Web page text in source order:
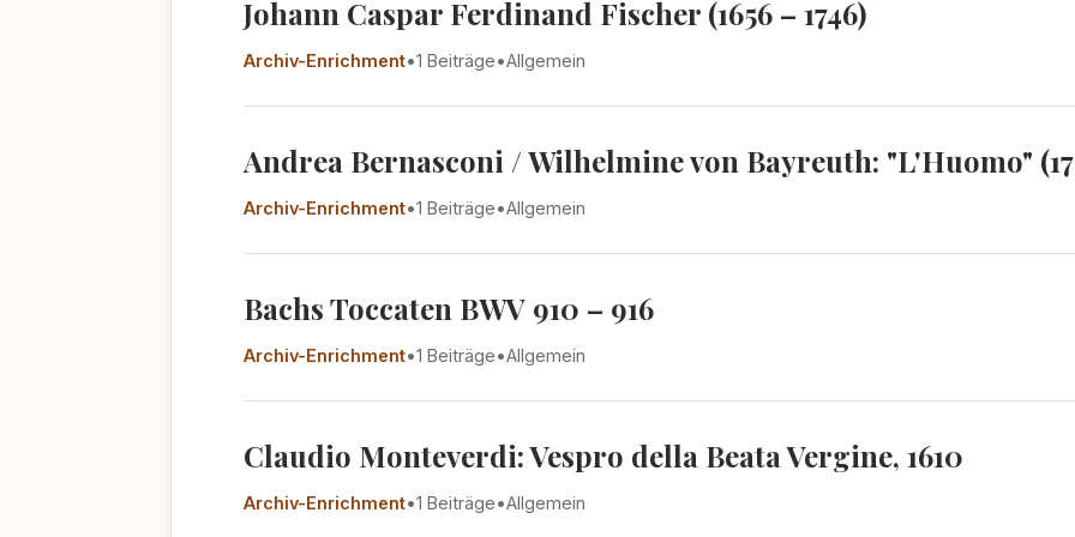
Johann Caspar Ferdinand Fischer (1656 – 1746)
Archiv-Enrichment•1 Beiträge•Allgemein
Andrea Bernasconi / Wilhelmine von Bayreuth: "L'Huomo"
Archiv-Enrichment•1 Beiträge•Allgemein
Bachs Toccaten BWV 910 – 916
Archiv-Enrichment•1 Beiträge•Allgemein
Claudio Monteverdi: Vespro della Beata Vergine, 1610
Archiv-Enrichment•1 Beiträge•Allgemein